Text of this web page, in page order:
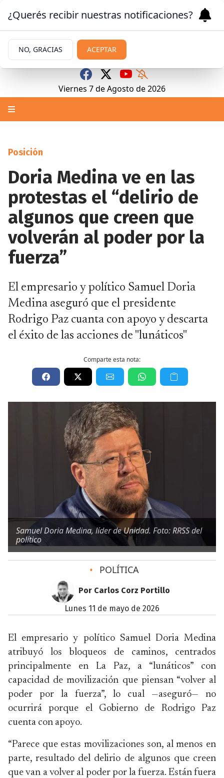
Viernes 7deAgosto de 2026
Posición
Doria Medina ve en las
protestas el “delirio de
algunos que creen que
volverán al poder por la
fuerza”
El empresario y político Samuel Doria
Medina aseguró que el presidente
Rodrigo Paz cuanta con apoyo y descarta
el éxito de las acciones de "lunáticos"
Comparte esta nota:
Samuel Doria Medina, líder de Unidad. Foto: RRSS del
político
• POLÍTICA
Por Carlos Corz Portillo
lunes 11 de mayo de 2026
El empresario y político Samuel Doria Medina
atribuyó los bloqueos de caminos, centrados
principalmente en La Paz, a “lunáticos” con
capacidad de movilización que piensan “volver al
poder por la fuerza”, lo cual —aseguró— no
ocurrirá porque el Gobierno de Rodrigo Paz
cuenta con apoyo.
“Parece que estas movilizaciones son, al menos en
parte, resultado del delirio de algunos que creen
que van a volver al poder por la fuerza. Están fuera
¿Querés recibir nuestras notificaciones?
NO, GRACIAS ACEPTAR